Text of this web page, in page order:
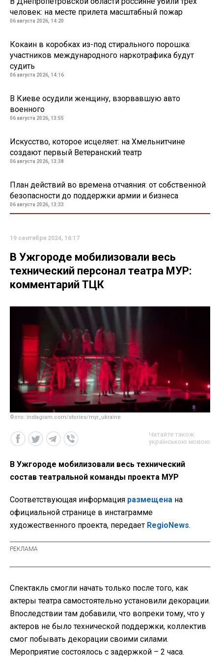
человек: на месте прилета масштабный пожар
06 августа 2026, 14:20
Кокаин в коробках из-под стирального порошка:
участников международного наркотрафика будут
судить
06 августа 2026, 14:16
В Киеве осудили женщину, взорвавшую авто
военного
06 августа 2026, 13:55
Искусство, которое исцеляет: на Хмельнитчине
создают первый Ветеранский театр
06 августа 2026, 13:38
План действий во времена отчаяния: от собственной
безопасности до поддержки армии и бизнеса
06 августа 2026, 13:33
19 сентября 2024, 16:17
В Ужгороде мобилизовали весь
технический персонал театра МУР:
комментарий ТЦК
Фото: instagram.com/stories/myr_ukraine
Читайте також
українською мовою
В Ужгороде мобилизовали весь технический
состав театральной команды проекта МУР
Соответствующая информация размещена на
официальной странице в инстаграмме
художественного проекта, передает RegioNews.
Спектакль смогли начать только после того, как
актеры театра самостоятельно установили декорации.
Впоследствии там добавили, что вопреки тому, что у
актеров не было технической поддержки, коллектив
смог побывать декорации своими силами.
Мероприятие состоялось с задержкой – 2 часа.